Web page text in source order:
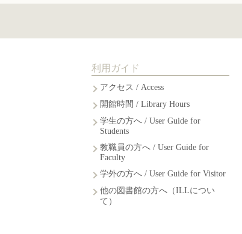
利用ガイド
アクセス / Access
開館時間 / Library Hours
学生の方へ / User Guide for
Students
教職員の方へ / User Guide for
Faculty
学外の方へ / User Guide for Visitor
他の図書館の方へ（ILLについ
て）